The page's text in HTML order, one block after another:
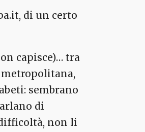
di un certo
capisce)… tra
sembrano
di
non li